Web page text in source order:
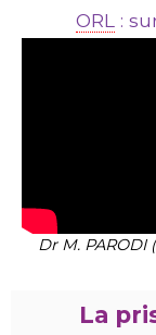
ORL:
Dr M. PARODI
La